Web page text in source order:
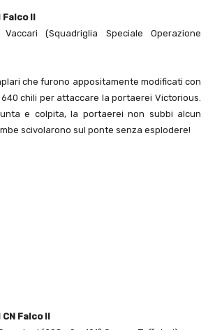
Falco II
(Squadriglia Speciale Operazione
che furono appositamente modificati con
chili per attaccare la portaerei Victorious.
e colpita, la portaerei non subbi alcun
scivolarono sul ponte senza esplodere!
Falco II